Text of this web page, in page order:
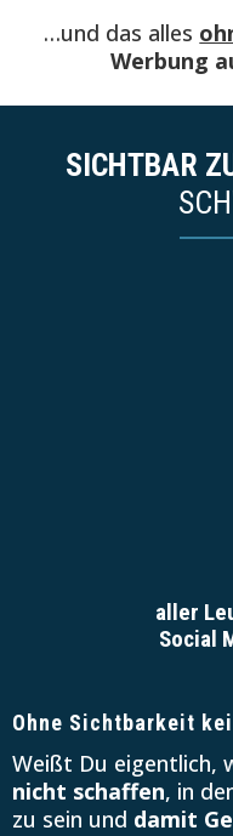
…und das alles
Werbung
SICHTBAR
aller
Social
Ohne Sichtbarkeit
Weißt Du eigentlich,
nicht schaffen, in
zu sein und damit